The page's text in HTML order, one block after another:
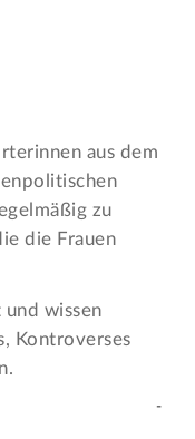
aus dem
zu
die Frauen
wissen
Kontroverses
-